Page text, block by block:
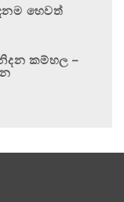
හෙවත්
කම්හල –